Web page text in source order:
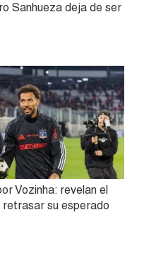
Sanhueza deja de ser
Vozinha: revelan el
su esperado